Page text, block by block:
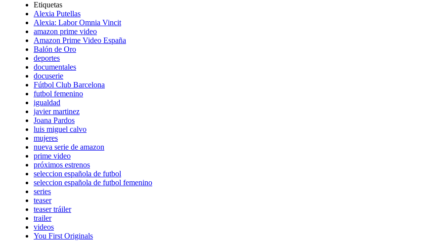
Etiquetas
Alexia Putellas
Alexia: Labor Omnia Vincit
amazon prime video
Amazon Prime Video España
Balón de Oro
deportes
documentales
docuserie
Fútbol Club Barcelona
futbol femenino
igualdad
javier martinez
Joana Pardos
luis miguel calvo
mujeres
nueva serie de amazon
prime video
próximos estrenos
seleccion española de futbol
seleccion española de futbol femenino
series
teaser
teaser tráiler
trailer
videos
You First Originals